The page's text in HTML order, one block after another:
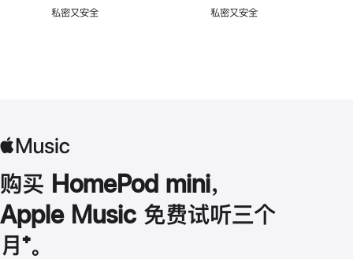
私密又安全 私密又安全
购买 HomePod mini，
Apple Music 免费试听三个
月 脚
⁺。